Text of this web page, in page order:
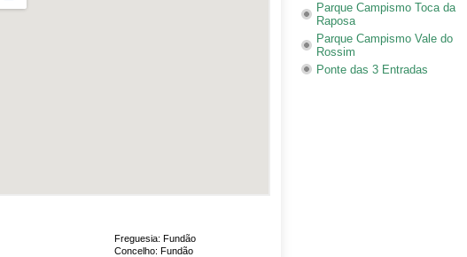
Freguesia: Fundão
Concelho: Fundão
Parque Campismo Toca da
Raposa
Parque Campismo Vale do
Rossim
Ponte das 3 Entradas